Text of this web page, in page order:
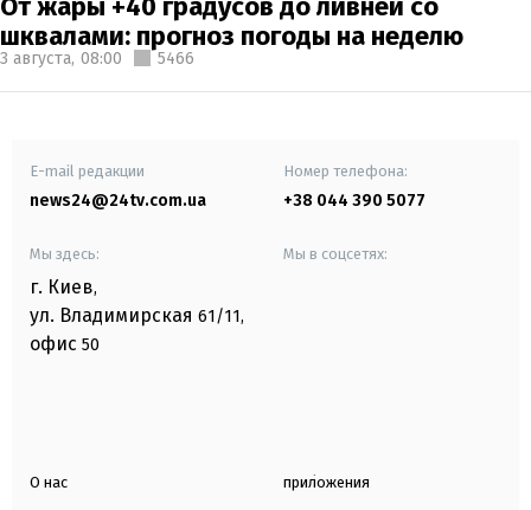
шквалами: прогноз погоды на неделю
3 августа, 08:00 5466
E-mail редакции
news24@24tv.com.ua
Номер телефона:
+38 044 390 5077
Мы здесь:
г. Киев,
ул. Владимирская 61/11,
офис 50
Мы в соцсетях:
О нас приложения